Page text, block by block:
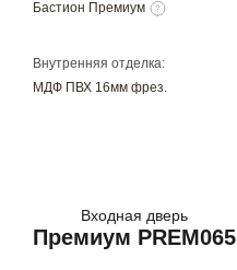
Бастион Премиум
Внутренняя отделка:
МДФ ПВХ 16мм фрез.
Входная дверь
Премиум PREM065